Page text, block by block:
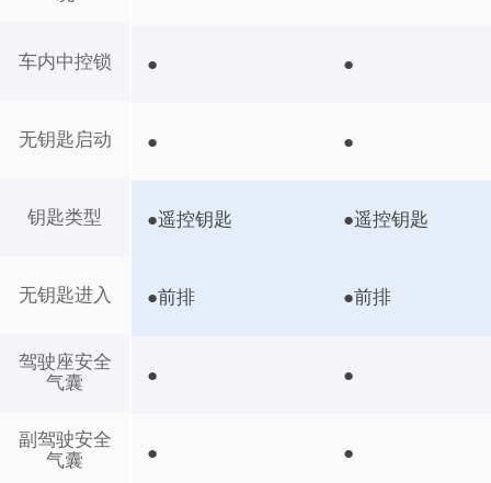
车内中控锁
无钥匙启动
钥匙类型
无钥匙进入
驾驶座安全
气囊
副驾驶安全
气囊
● ●
● ●
●遥控钥匙 ●遥控钥匙
●前排 ●前排
● ●
● ●